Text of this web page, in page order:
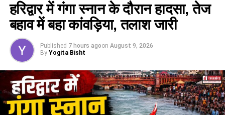
हरिद्वार में गंगा स्नान के दौरान हादसा, तेज
बहाव में बहा कांवड़िया, तलाश जारी
Published 7 hours agoon August 9, 2026
By Yogita Bisht